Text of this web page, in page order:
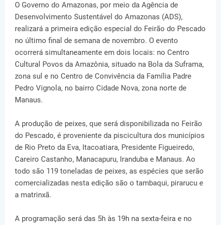
O Governo do Amazonas, por meio da Agência de
Desenvolvimento Sustentável do Amazonas (ADS),
realizará a primeira edição especial do Feirão do Pescado
no último final de semana de novembro. O evento
ocorrerá simultaneamente em dois locais: no Centro
Cultural Povos da Amazônia, situado na Bola da Suframa,
zona sul e no Centro de Convivência da Família Padre
Pedro Vignola, no bairro Cidade Nova, zona norte de
Manaus.
A produção de peixes, que será disponibilizada no Feirão
do Pescado, é proveniente da piscicultura dos municípios
de Rio Preto da Eva, Itacoatiara, Presidente Figueiredo,
Careiro Castanho, Manacapuru, Iranduba e Manaus. Ao
todo são 119 toneladas de peixes, as espécies que serão
comercializadas nesta edição são o tambaqui, pirarucu e
a matrinxã.
A programação será das 5h às 19h na sexta-feira e no